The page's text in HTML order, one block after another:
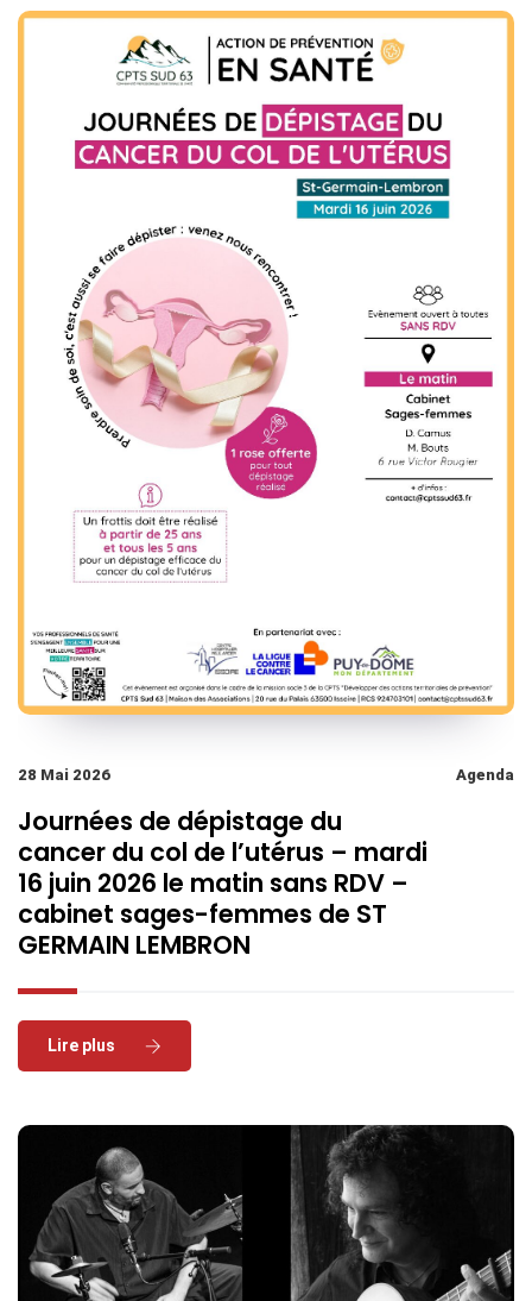
28 Mai 2026 Agenda
Journées de dépistage du
cancer du col de l’utérus – mardi
16 juin 2026 le matin sans RDV –
cabinet sages-femmes de ST
GERMAIN LEMBRON
Read More